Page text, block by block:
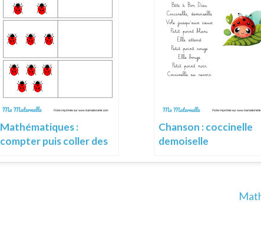
Mathématiques :
compter puis coller des
Chanson : coccinelle
demoiselle